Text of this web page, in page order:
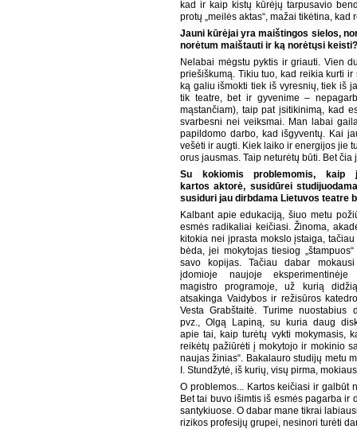
kad ir kaip kistų kūrėjų tarpusavio
protų „meilės aktas“, mažai tikėtina, kad
Jauni kūrėjai yra maištingos sielos,
norėtum maištauti ir ką norėtųsi keisti?
Nelabai mėgstu pyktis ir griauti. Vien
priešiškumą. Tikiu tuo, kad reikia kurti
ką galiu išmokti tiek iš vyresnių, tiek iš
tik teatre, bet ir gyvenime –
mąstančiam), taip pat įsitikinimą, kad
svarbesni nei veiksmai. Man labai
papildomo darbo, kad išgyventų. Kai
vešėti ir augti. Kiek laiko ir energijos jie
orus jausmas. Taip neturėtų būti. Bet
Su kokiomis problemomis, kaip
kartos aktorė, susidūrei
susiduri jau dirbdama Lietuvos teatre
Kalbant apie edukaciją, šiuo metu
esmės radikaliai keičiasi. Žinoma,
kitokia nei įprasta mokslo įstaiga,
bėda, jei mokytojas tiesiog
savo kopijas. Tačiau dabar
įdomioje naujoje eksperimentinėje
magistro programoje, už kurią
atsakinga Vaidybos ir režisūros
Vesta Grabštaitė. Turime nuostabius
pvz., Olgą Lapiną, su kuria daug
apie tai, kaip turėtų vykti mokymasis,
reikėtų pažiūrėti į mokytojo ir mokinio
naujas žinias“. Bakalauro studijų metu
I. Stundžytė, iš kurių, visų pirma,
O problemos... Kartos keičiasi ir galbūt
Bet tai buvo išimtis iš esmės pagarba
santykiuose. O dabar mane tikrai
rizikos profesijų grupei, nesinori turėti